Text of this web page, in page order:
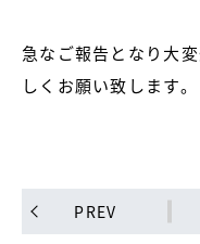
急なご報告となり大
しくお願い致します。
PREV